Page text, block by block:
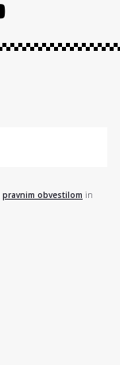
pravnim obvestilom in